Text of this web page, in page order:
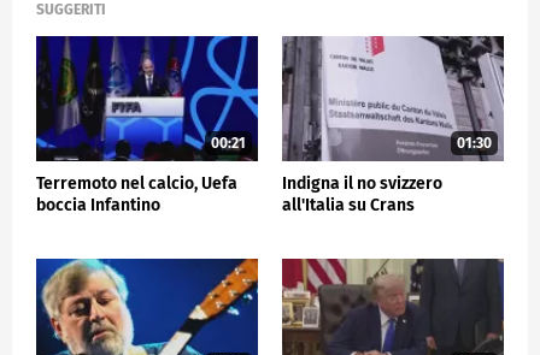
SUGGERITI
00:21
Terremoto nel calcio, Uefa
boccia Infantino
01:30
Indigna il no svizzero
all'Italia su Crans